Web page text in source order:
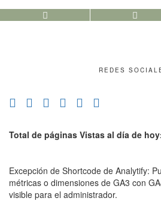
REDES
Total de páginas Vistas al día de
Excepción de Shortcode de Analytify:
métricas o dimensiones de GA3 con
visible para el administrador.